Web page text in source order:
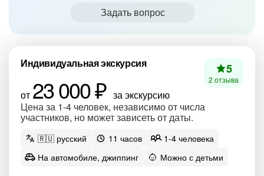
Задать вопрос
Индивидуальная экскурсия
от 23 000 ₽ за экскурсию
Цена за 1-4 человек, независимо от числа
участников, но может зависеть от даты.
5
2 отзыва
🇷🇺 русский 11 часов
1-4 человека
На автомобиле, джиппинг
Можно с детьми